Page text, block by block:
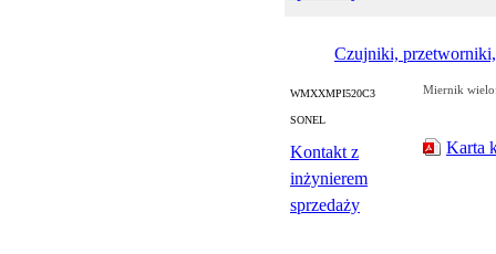
Czujniki,
WMXXMPI520C3
SONEL
Kontakt z
inżynierem
sprzedaży
Miernik
Karta